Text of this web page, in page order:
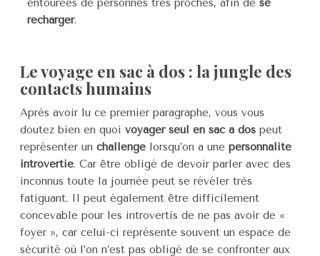
entourées de personnes très proches, afin de se
recharger.
Le voyage en sac à dos : la jungle des
contacts humains
Après avoir lu ce premier paragraphe, vous vous
doutez bien en quoi voyager seul en sac à dos peut
représenter un challenge lorsqu’on a une personnalité
introvertie. Car être obligé de devoir parler avec des
inconnus toute la journée peut se révéler très
fatiguant. Il peut également être difficilement
concevable pour les introvertis de ne pas avoir de «
foyer », car celui-ci représente souvent un espace de
sécurité où l’on n’est pas obligé de se confronter aux